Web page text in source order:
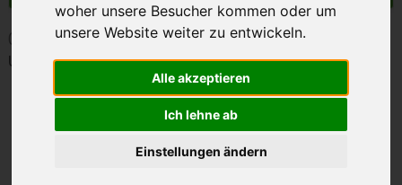
woher unsere Besucher kommen oder um
unsere Website weiter zu entwickeln.
Alle akzeptieren
Ich lehne ab
Einstellungen ändern
Gebrauchte Maschinen
Unsere gebrauchten Maschinen im Überblick:
Reform